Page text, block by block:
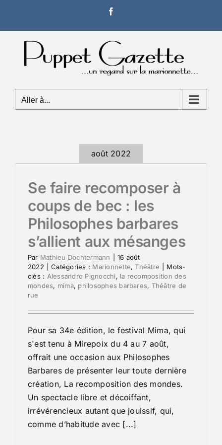
contenu
Aller à...
août 2022
Se faire recomposer à
coups de bec : les
Philosophes barbares
s’allient aux mésanges
Par Mathieu Dochtermann
16 août
2022
Catégories : Marionnette,Théâtre
Mots-
clés : Alessandro Pignocchi, la recomposition des
mondes, mima, philosophes barbares, Théâtre de
rue
Pour sa 34e édition, le festival Mima, qui
s'est tenu à Mirepoix du 4 au 7 août,
offrait une occasion aux Philosophes
Barbares de présenter leur toute dernière
création, La recomposition des mondes.
Un spectacle libre et décoiffant,
irrévérencieux autant que jouissif, qui,
comme d’habitude avec [...]